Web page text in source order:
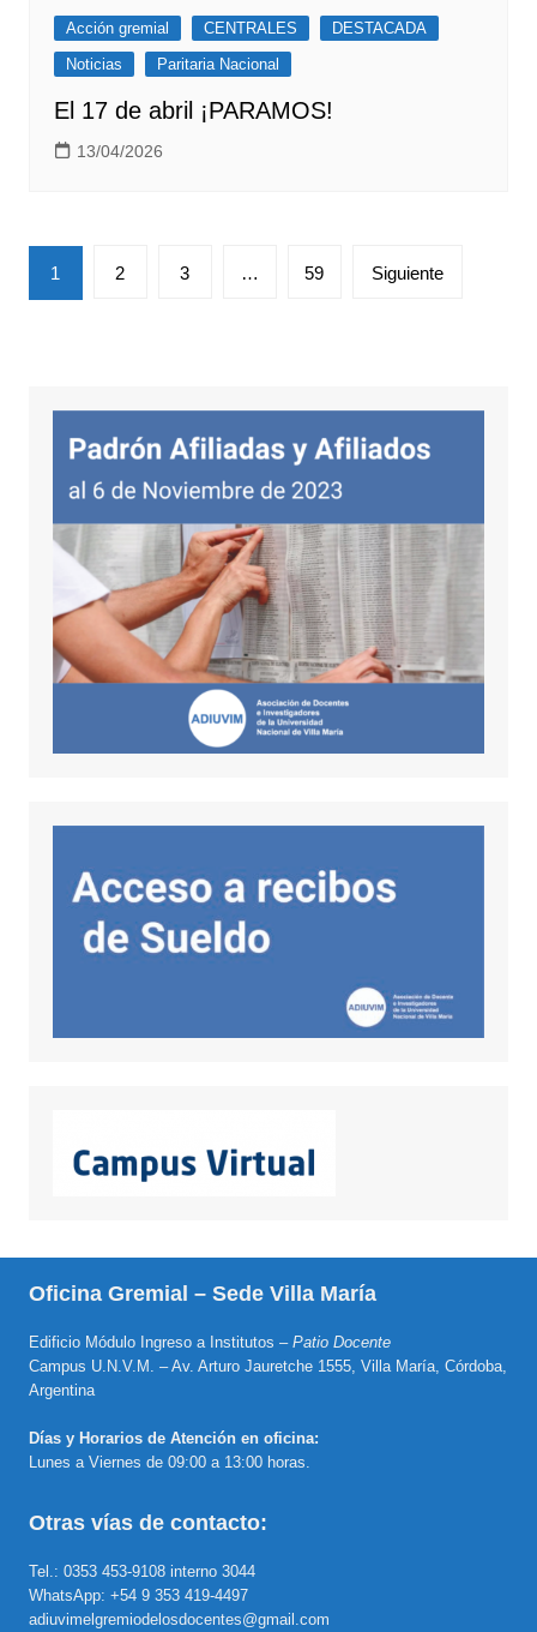
Acción gremial CENTRALES
DESTACADA
Noticias
Paritaria Nacional
El 17 de abril ¡PARAMOS!
13/04/2026
Paginación
de
1 2 3 … 59 Siguiente
Oficina Gremial – Sede Villa María
Edificio Módulo Ingreso a Institutos – Patio Docente
Campus U.N.V.M. – Av. Arturo Jauretche 1555, Villa María, Córdoba,
Argentina
Días y Horarios de Atención en oficina:
Lunes a Viernes de 09:00 a 13:00 horas.
Otras vías de contacto:
Tel.: 0353 453-9108 interno 3044
WhatsApp: +54 9 353 419-4497
adiuvimelgremiodelosdocentes@gmail.com